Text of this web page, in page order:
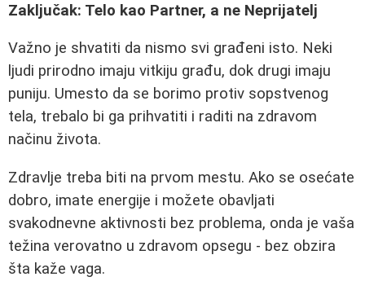
Zaključak: Telo kao Partner, a ne Neprijatelj
Važno je shvatiti da nismo svi građeni isto. Neki
ljudi prirodno imaju vitkiju građu, dok drugi imaju
puniju. Umesto da se borimo protiv sopstvenog
tela, trebalo bi ga prihvatiti i raditi na zdravom
načinu života.
Zdravlje treba biti na prvom mestu. Ako se osećate
dobro, imate energije i možete obavljati
svakodnevne aktivnosti bez problema, onda je vaša
težina verovatno u zdravom opsegu - bez obzira
šta kaže vaga.